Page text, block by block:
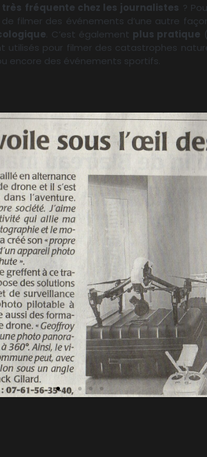
très fréquente chez les journalistes ?
filmer des événements d’une autre
. C’est également plus pratique
utilisés pour filmer des catastrophes
encore des événements sportifs.